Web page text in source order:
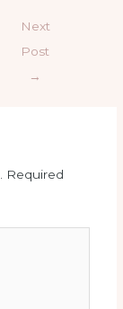
Next
Post
→
Required